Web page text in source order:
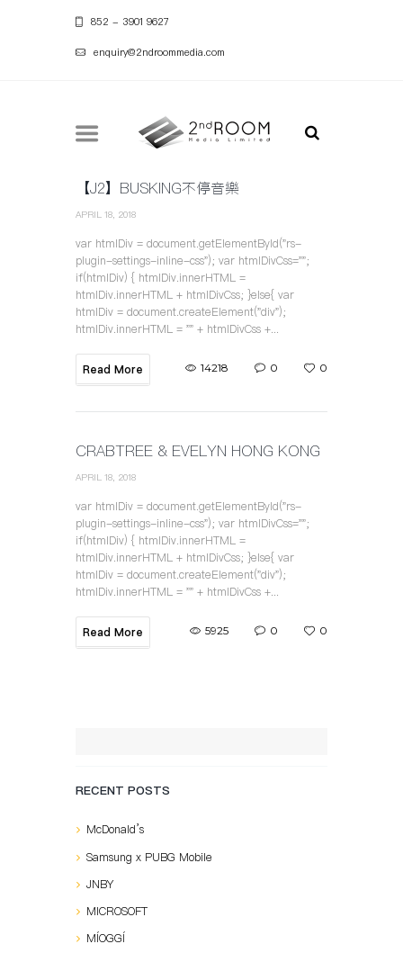
852 - 3901 9627
enquiry@2ndroommedia.com
【J2】BUSKING不停音樂
APRIL 18, 2018
var htmlDiv = document.getElementById("rs-
plugin-settings-inline-css"); var htmlDivCss="";
if(htmlDiv) { htmlDiv.innerHTML =
htmlDiv.innerHTML + htmlDivCss; }else{ var
htmlDiv = document.createElement("div");
htmlDiv.innerHTML = "" + htmlDivCss +...
Read More 14218 0 0
CRABTREE & EVELYN HONG KONG
APRIL 18, 2018
var htmlDiv = document.getElementById("rs-
plugin-settings-inline-css"); var htmlDivCss="";
if(htmlDiv) { htmlDiv.innerHTML =
htmlDiv.innerHTML + htmlDivCss; }else{ var
htmlDiv = document.createElement("div");
htmlDiv.innerHTML = "" + htmlDivCss +...
Read More 5925 0 0
RECENT POSTS
McDonald’s
Samsung x PUBG Mobile
JNBY
MICROSOFT
MÍOGGÍ